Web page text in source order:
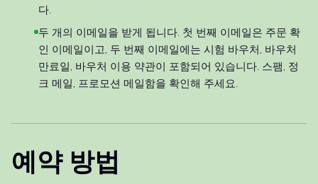
다.
두 개의 이메일을 받게 됩니다. 첫 번째 이메일은 주문 확
인 이메일이고, 두 번째 이메일에는 시험 바우처, 바우처
만료일, 바우처 이용 약관이 포함되어 있습니다. 스팸, 정
크 메일, 프로모션 메일함을 확인해 주세요.
예약 방법